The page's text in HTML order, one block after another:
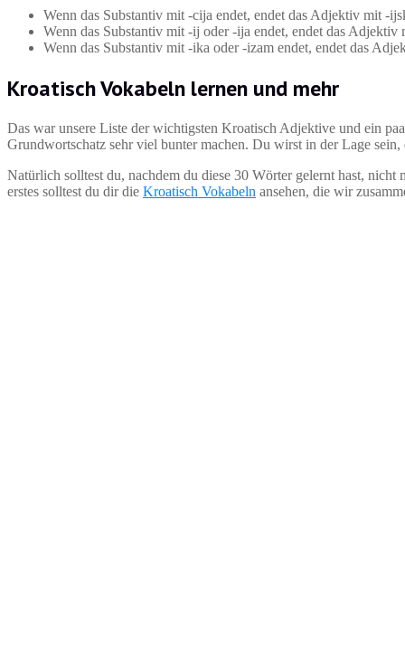
Wenn das Substantiv mit -cija endet, endet das Adjektiv mit -
Wenn das Substantiv mit -ij oder -ija endet, endet das Adjektiv
Wenn das Substantiv mit -ika oder -izam endet, endet das
Kroatisch Vokabeln lernen und mehr
Das war unsere Liste der wichtigsten Kroatisch Adjektive und ein
Grundwortschatz sehr viel bunter machen. Du wirst in der Lage sein,
Natürlich solltest du, nachdem du diese 30 Wörter gelernt hast,
erstes solltest du dir die Kroatisch Vokabeln ansehen, die wir